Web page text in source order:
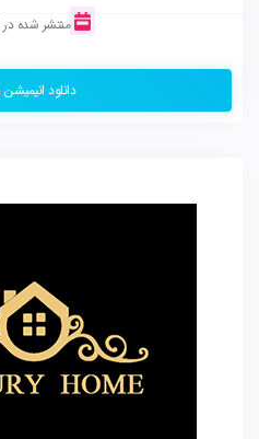
منتشر شده در 16 آوریل 2020
دانلود